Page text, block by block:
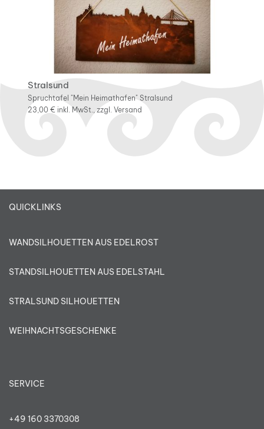
Stralsund
Spruchtafel "Mein Heimathafen" Stralsund
23,00 € inkl. MwSt., zzgl. Versand
QUICKLINKS
WANDSILHOUETTEN AUS EDELROST
STANDSILHOUETTEN AUS EDELSTAHL
STRALSUND SILHOUETTEN
WEIHNACHTSGESCHENKE
SERVICE
+49 160 3370308